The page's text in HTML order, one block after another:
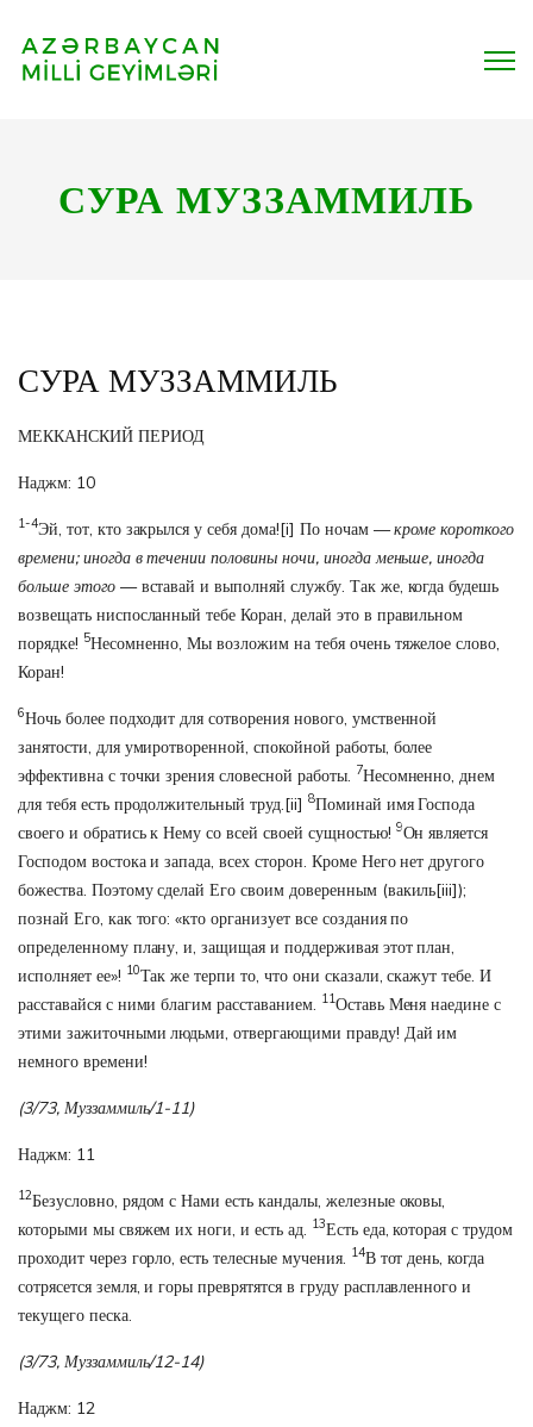
СУРА МУЗЗАММИЛЬ
СУРА МУЗЗАММИЛЬ
МЕККАНСКИЙ ПЕРИОД
Наджм: 10
1-4Эй, тот, кто закрылся у себя дома![i] По ночам —кроме короткого
времени; иногда в течении половины ночи, иногда меньше, иногда
больше этого— вставай и выполняй службу. Так же, когда будешь
возвещать ниспосланный тебе Коран, делай это в правильном
порядке! 5Несомненно, Мы возложим на тебя очень тяжелое слово,
Коран!
6Ночь более подходит для сотворения нового, умственной
занятости, для умиротворенной, спокойной работы, более
эффективна с точки зрения словесной работы. 7Несомненно, днем
для тебя есть продолжительный труд.[ii] 8Поминай имя Господа
своего и обратись к Нему со всей своей сущностью! 9Он является
Господом востока и запада, всех сторон. Кроме Него нет другого
божества. Поэтому сделай Его своим доверенным (вакиль[iii]);
познай Его, как того: «кто организует все создания по
определенному плану, и, защищая и поддерживая этот план,
исполняет ее»! 10Так же терпи то, что они сказали, скажут тебе. И
расставайся с ними благим расставанием. 11Оставь Меня наедине с
этими зажиточными людьми, отвергающими правду! Дай им
немного времени!
(3/73, Муззаммиль/1-11)
Наджм: 11
12Безусловно, рядом с Нами есть кандалы, железные оковы,
которыми мы свяжем их ноги, и есть ад. 13Есть еда, которая с трудом
проходит через горло, есть телесные мучения. 14В тот день, когда
сотрясется земля, и горы преврятятся в груду расплавленного и
текущего песка.
(3/73, Муззаммиль/12-14)
Наджм: 12